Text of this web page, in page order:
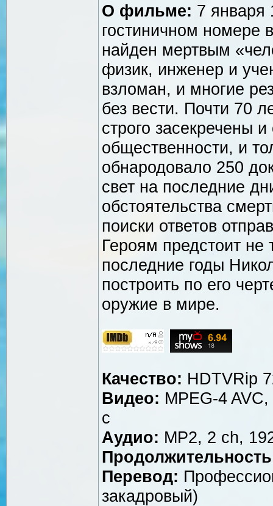
О фильме: 7 января
гостиничном номере
найден мертвым
физик, инженер и
взломан, и многие
без вести. Почти 70
строго засекречены
общественности, и
обнародовало 250
свет на последние
обстоятельства
поиски ответов
Героям предстоит не
последние годы
построить по его
оружие в мире.
Качество: HDTVRip
Видео: MPEG-4
с
Аудио: MP2, 2 ch,
Перевод:
закадровый)